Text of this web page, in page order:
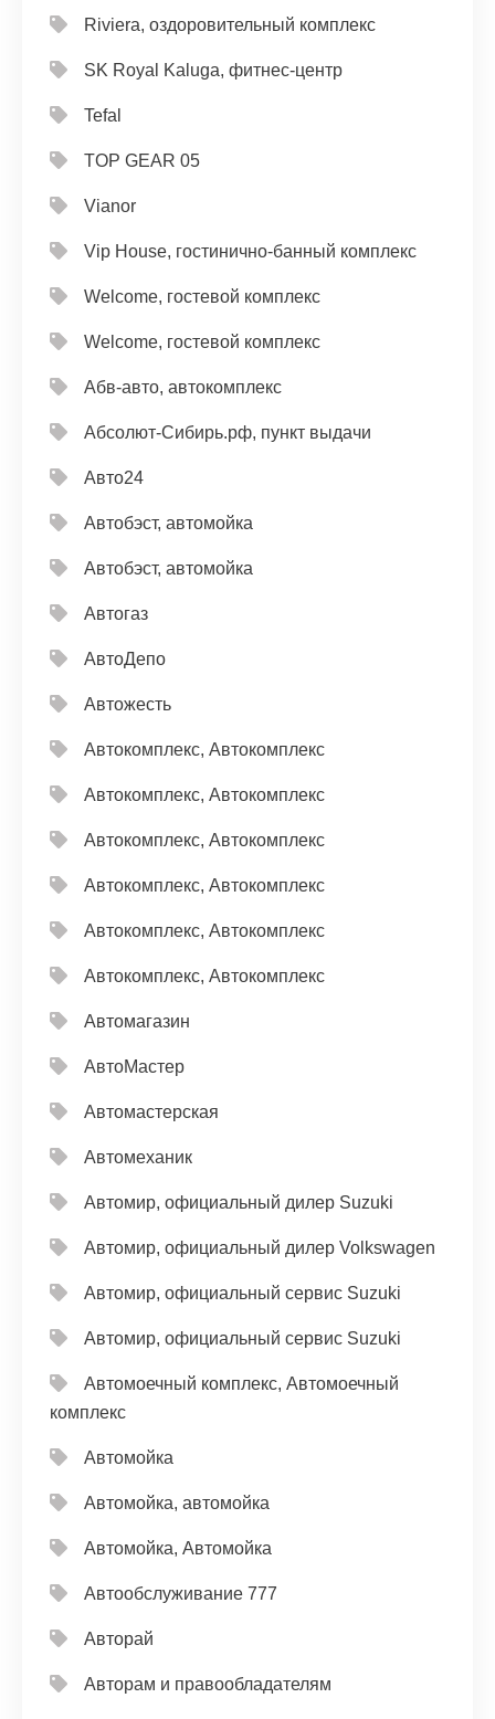
Riviera, оздоровительный комплекс
SK Royal Kaluga, фитнес-центр
Tefal
TOP GEAR 05
Vianor
Vip House, гостинично-банный комплекс
Welcome, гостевой комплекс
Welcome, гостевой комплекс
Абв-авто, автокомплекс
Абсолют-Сибирь.рф, пункт выдачи
Авто24
Автобэст, автомойка
Автобэст, автомойка
Автогаз
АвтоДепо
Автожесть
Автокомплекс, Автокомплекс
Автокомплекс, Автокомплекс
Автокомплекс, Автокомплекс
Автокомплекс, Автокомплекс
Автокомплекс, Автокомплекс
Автокомплекс, Автокомплекс
Автомагазин
АвтоМастер
Автомастерская
Автомеханик
Автомир, официальный дилер Suzuki
Автомир, официальный дилер Volkswagen
Автомир, официальный сервис Suzuki
Автомир, официальный сервис Suzuki
Автомоечный комплекс, Автомоечный
комплекс
Автомойка
Автомойка, автомойка
Автомойка, Автомойка
Автообслуживание 777
Авторай
Авторам и правообладателям